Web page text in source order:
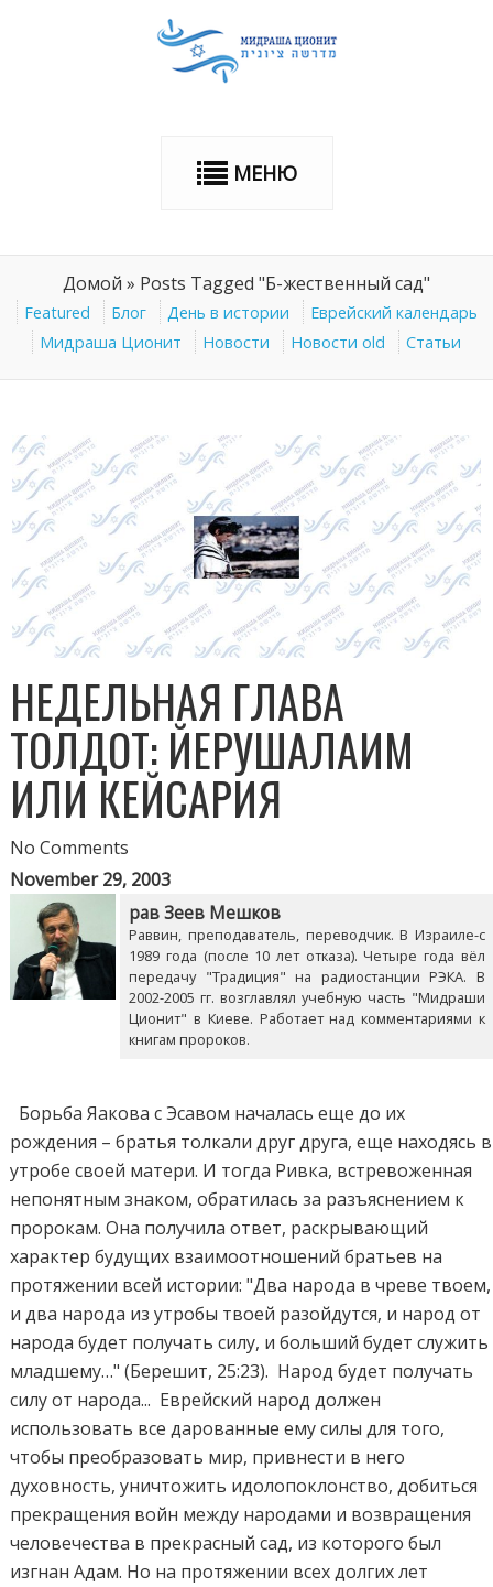
МЕНЮ
Домой » Posts Tagged "Б-жественный сад"
Featured Блог День в истории
Еврейский календарь
Мидраша Ционит
Новости Новости old Статьи
НЕДЕЛЬНАЯ ГЛАВА
ТОЛДОТ: ЙЕРУШАЛАИМ
ИЛИ КЕЙСАРИЯ
No Comments
November 29, 2003
рав Зеев Мешков
Раввин, преподаватель, переводчик. В Израиле-с
1989 года (после 10 лет отказа). Четыре года вёл
передачу "Традиция" на радиостанции РЭКА. В
2002-2005 гг. возглавлял учебную часть "Мидраши
Ционит" в Киеве. Работает над комментариями к
книгам пророков.
Борьба Яакова с Эсавом началась еще до их
рождения – братья толкали друг друга, еще находясь в
утробе своей матери. И тогда Ривка, встревоженная
непонятным знаком, обратилась за разъяснением к
пророкам. Она получила ответ, раскрывающий
характер будущих взаимоотношений братьев на
протяжении всей истории: "Два народа в чреве твоем,
и два народа из утробы твоей разойдутся, и народ от
народа будет получать силу, и больший будет служить
младшему…" (Берешит, 25:23). Народ будет получать
силу от народа... Еврейский народ должен
использовать все дарованные ему силы для того,
чтобы преобразовать мир, привнести в него
духовность, уничтожить идолопоклонство, добиться
прекращения войн между народами и возвращения
человечества в прекрасный сад, из которого был
изгнан Адам. Но на протяжении всех долгих лет